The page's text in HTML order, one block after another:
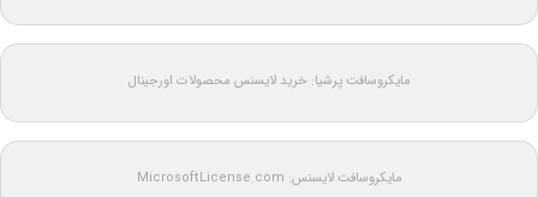
مایکروسافت پرشیا: خرید لایسنس محصولات اورجینال
مایکروسافت لایسنس: MicrosoftLicense.com